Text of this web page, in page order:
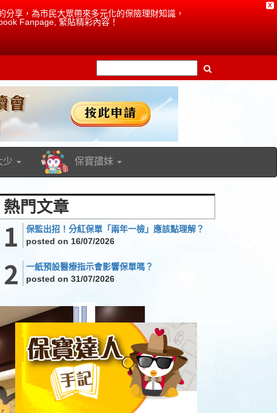
X
享，為市民大眾帶來多元化的保險理財知識，
Fanpage, 緊貼精彩內容！
少 保寶孻妹
熱門文章
保監出招！分紅保單「兩年一檢」應該點理解？
posted on 16/07/2026
一紙預設醫療指示會影響保單嗎？
posted on 31/07/2026